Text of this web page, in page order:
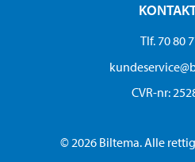
Tlf. 70 80
CVR-nr:
© 2026 Biltema. Alle